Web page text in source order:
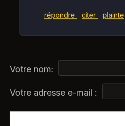
répondre citer plainte
Votre nom:
Votre adresse e-mail :